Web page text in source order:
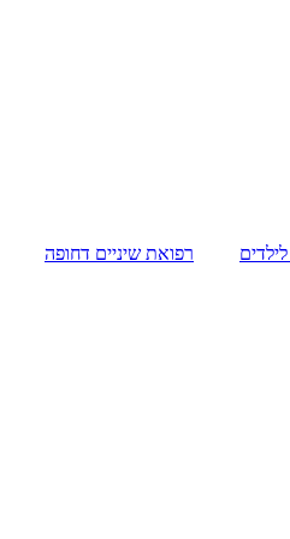
רפואת שיניים דחופה